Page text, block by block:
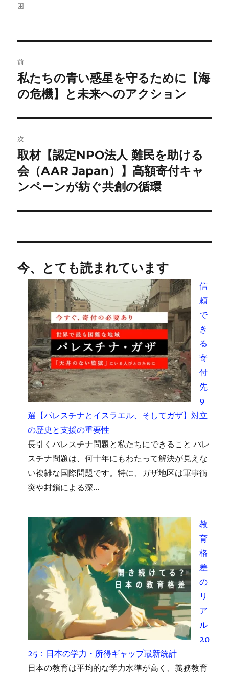
者
困
稿
ナ
ビ
ゲ
ー
シ
前
前
の
稿:
私たちの青い惑星を守るために【海
の危機】と未来へのアクション
次
次
の
投
取材【認定NPO法人 難民を助ける
会（AAR Japan）】高額寄付キャ
ンペーンが紡ぐ共創の循環
今、とても読まれています
信
頼
で
き
る
寄
付
先
9
選【パレスチナとイスラエル、そしてガザ】対立
の歴史と支援の重要性
長引くパレスチナ問題と私たちにできること パレ
スチナ問題は、何十年にもわたって解決が見えな
い複雑な国際問題です。特に、ガザ地区は軍事衝
突や封鎖による深...
教
育
格
差
の
リ
ア
ル
20
25：日本の学力・所得ギャップ最新統計
日本の教育は平均的な学力水準が高く、義務教育